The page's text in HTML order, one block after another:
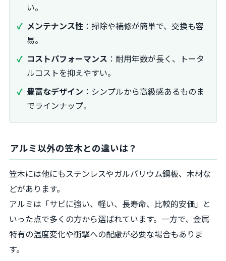
い。
メンテナンス性 ：掃除や補修が簡単で、交換も容
易。
コストパフォーマンス ：耐用年数が長く、トータ
ルコストを抑えやすい。
豊富なデザイン ：シンプルから高級感あるものま
でラインナップ。
アルミ以外の笠木との違いは？
笠木には他にもステンレスやガルバリウム鋼板、木材な
どがあります。
アルミは「サビに強い、軽い、長寿命、比較的安価」と
いった点で多くの方から選ばれています。一方で、金属
特有の温度変化や衝撃への配慮が必要な場合もありま
す。